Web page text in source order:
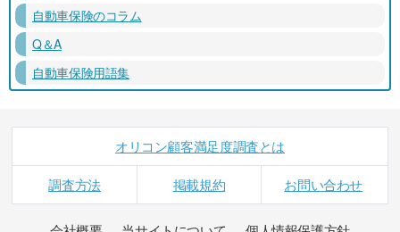
自動車保険のコラム
Q＆A
自動車保険用語集
オリコン顧客満足度調査とは
調査方法 掲載規約 お問い合わせ